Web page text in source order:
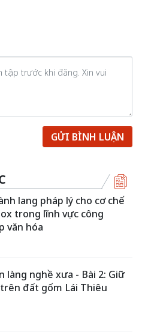
GỬI BÌNH LUẬN
lang pháp lý cho cơ chế
trong lĩnh vực công
văn hóa
làng nghề xưa - Bài 2: Giữ
đất gốm Lái Thiêu